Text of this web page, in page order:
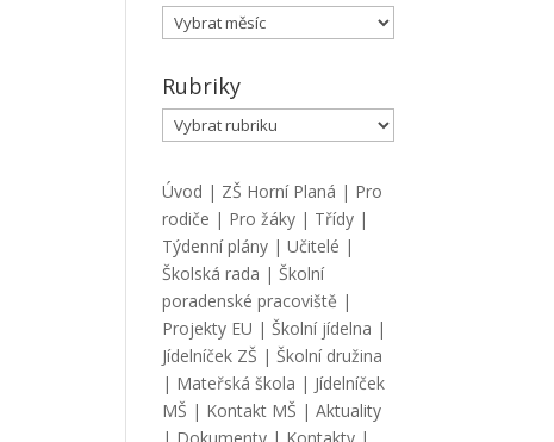
Archiv
Rubriky
Rubriky
Úvod | ZŠ Horní Planá | Pro
rodiče | Pro žáky | Třídy |
Týdenní plány |Učitelé |
Školská rada |Školní
poradenské pracoviště |
Projekty EU |Školní jídelna |
Jídelníček ZŠ |Školní družina
| Mateřská škola | Jídelníček
MŠ | Kontakt MŠ |Aktuality